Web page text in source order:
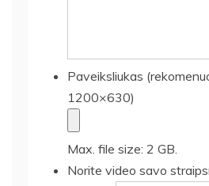
Paveiksliukas
1200×630)
Max. file size: 2 GB.
Norite video savo